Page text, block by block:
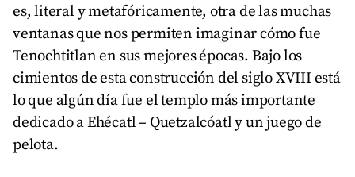
es, literal y metafóricamente, otra de las muchas
ventanas que nos permiten imaginar cómo fue
Tenochtitlan en sus mejores épocas. Bajo los
cimientos de esta construcción del siglo XVIII está
lo que algún día fue el templo más importante
dedicado a Ehécatl – Quetzalcóatl y un juego de
pelota.